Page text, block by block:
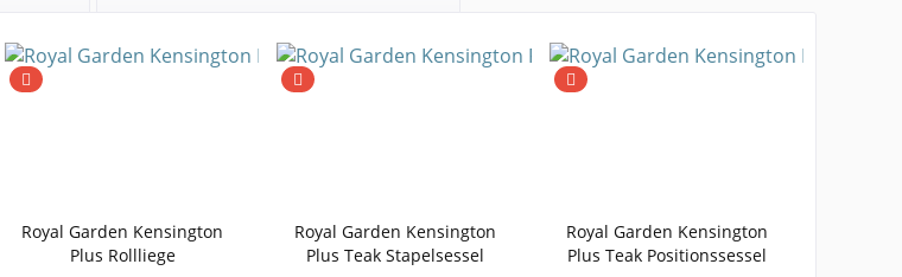
Royal Garden Kensington
Plus Rollliege
Royal Garden Kensington
Plus Teak Stapelsessel
Royal Garden Kensington
Plus Teak Positionssessel